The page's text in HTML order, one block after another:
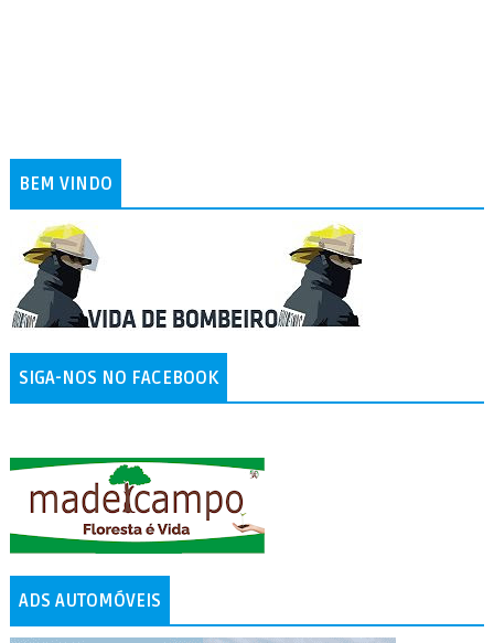
BEM VINDO
SIGA-NOS NO FACEBOOK
ADS AUTOMÓVEIS